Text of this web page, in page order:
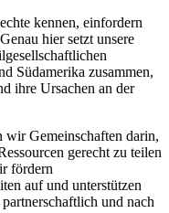
kennen, einfordern
hier setzt unsere
Südamerika zusammen,
ihre Ursachen an der
wir Gemeinschaften darin,
gerecht zu teilen
fördern
auf und unterstützen
und nach